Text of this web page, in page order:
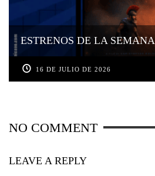
ESTRENOS DE LA
16 DE JULIO DE 2026
NO COMMENT
LEAVE A REPLY